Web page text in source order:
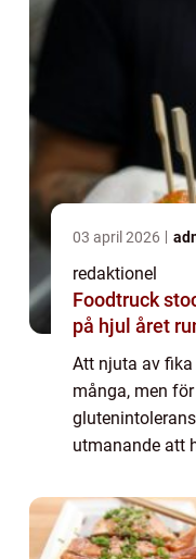
03 april 2026
redaktionel
Foodtruck stockholm
på hjul året
Att njuta av
många, men
utmanande att
om
glutenfria a...